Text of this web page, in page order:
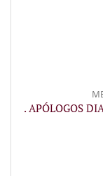
. APÓLOGOS